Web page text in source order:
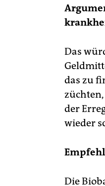
Das
das zu
der
wieder
Die